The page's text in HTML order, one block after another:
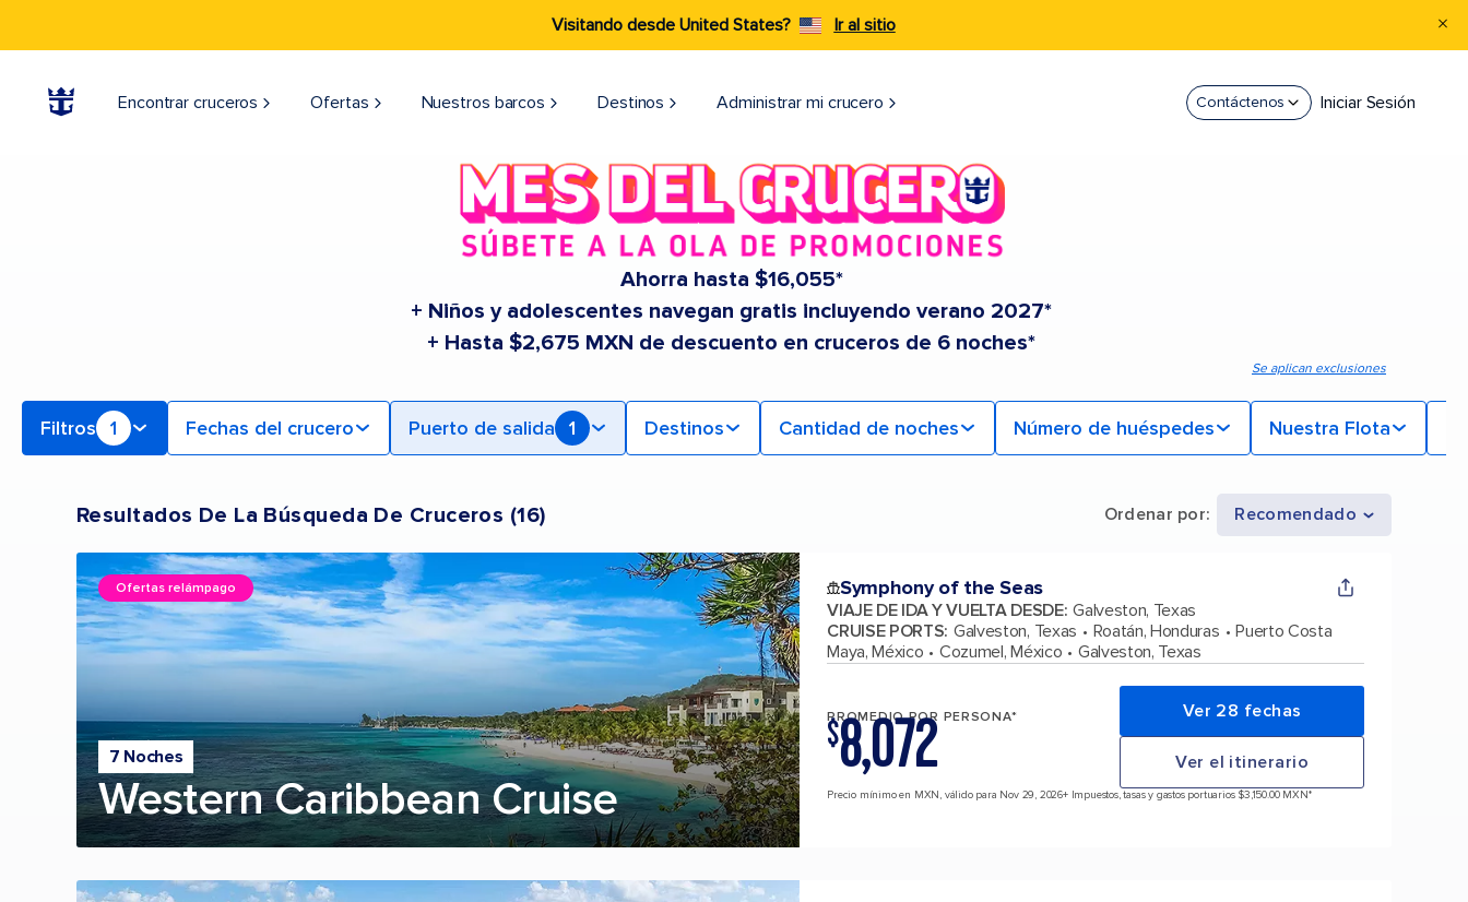
Visitando desde United States? Ir al sitio
Encontrar cruceros Ofertas Nuestros barcos Destinos Administrar mi crucero Contáctenos Iniciar Sesión
Ahorra hasta $16,055*
+ Niños y adolescentes navegan gratis incluyendo verano 2027*
+ Hasta $2,675 MXN de descuento en cruceros de 6 noches*
Se aplican exclusiones
Filtros 1 Fechas del crucero Puerto de salida 1 Destinos Cantidad de noches Número de huéspedes Nuestra Flota
Resultados De La Búsqueda De Cruceros (16) Ordenar por: Recomendado
7 Noches
Western Caribbean Cruise
Ofertas relámpago Symphony of the Seas
VIAJE DE IDA Y VUELTA DESDE: Galveston, Texas
CRUISE PORTS: Galveston, Texas Roatán, Honduras
Puerto Costa
Maya, México
Cozumel, México Galveston, Texas
PROMEDIO POR PERSONA*
$8,072 Ver 28 fechas
Ver el itinerario
Precio mínimo en MXN, válido para Nov 29, 2026+ Impuestos, tasas y gastos portuarios $3,150.00 MXN*